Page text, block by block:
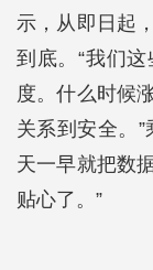
示，从即日起
到底。“我们
度。什么时候
关系到安全。
天一早就把数
贴心了。”